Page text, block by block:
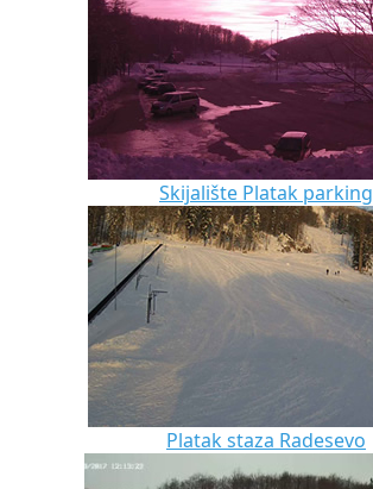
Skijalište Platak parking
Platak staza Radesevo